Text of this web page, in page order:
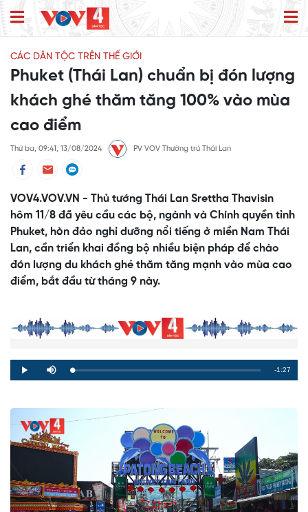
CÁC DÂN TỘC TRÊN THẾ GIỚI
Phuket (Thái Lan) chuẩn bị đón lượng
khách ghé thăm tăng 100% vào mùa
cao điểm
Thứ ba, 09:41, 13/08/2024 PV VOV Thường trú Thái Lan
VOV4.VOV.VN - Thủ tướng Thái Lan Srettha Thavisin
hôm 11/8 đã yêu cầu các bộ, ngành và Chính quyền tỉnh
Phuket, hòn đảo nghỉ dưỡng nổi tiếng ở miền Nam Thái
Lan, cần triển khai đồng bộ nhiều biện pháp để chào
đón lượng du khách ghé thăm tăng mạnh vào mùa cao
điểm, bắt đầu từ tháng 9 này.
Play Mute Loaded:
0%
Progress:
0%
Remaining
-1:27